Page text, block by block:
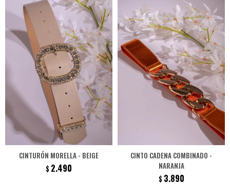
CINTURÓN MORELLA - BEIGE
$ 2.490
CINTO CADENA COMBINADO -
NARANJA
$ 3.890